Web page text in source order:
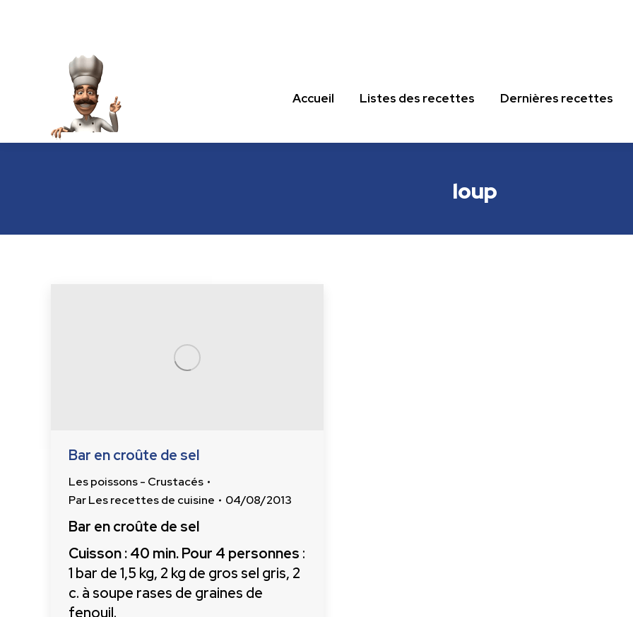
Les recettes de cuisine.com Accueil Listes des recettes Dernières recettes
loup
Bar en croûte de sel
Les poissons - Crustacés
ParLes recettes de cuisine 04/08/2013
Bar en croûte de sel
Cuisson : 40 min. Pour 4 personnes :
1 bar de 1,5 kg, 2 kg de gros sel gris, 2
c. à soupe rases de graines de
fenouil.